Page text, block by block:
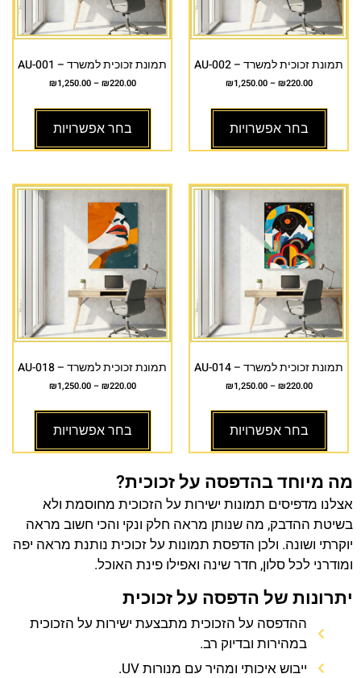
תמונת זכוכית למשרד – AU-002
₪220.00
–
₪1,250.00
בחר אפשרויות
תמונת זכוכית למשרד – AU-001
₪220.00
–
₪1,250.00
בחר אפשרויות
תמונת זכוכית למשרד – AU-014
₪220.00
–
₪1,250.00
בחר אפשרויות
תמונת זכוכית למשרד – AU-018
₪220.00
–
₪1,250.00
בחר אפשרויות
מה מיוחד בהדפסה על זכוכית?
אצלנו מדפיסים תמונות ישירות על הזכוכית מחוסמת ולא
בשיטת ההדבק, מה שנותן מראה חלק ונקי והכי חשוב מראה
יוקרתי ושונה. ולכן הדפסת תמונות על זכוכית נותנת מראה יפה
ומודרני לכל סלון, חדר שינה ואפילו פינת האוכל.
יתרונות של הדפסה על זכוכית
ההדפסה על הזכוכית מתבצעת ישירות על הזכוכית
במהירות ובדיוק רב.
ייבוש איכותי ומהיר עם מנורות UV.